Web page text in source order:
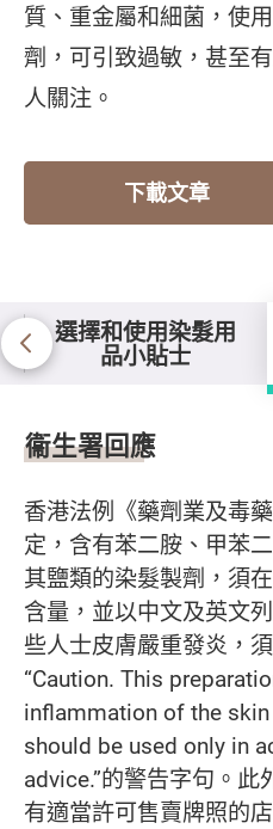
質、重金屬和細菌，使
劑，可引致過敏，甚至
人關注。
下載文章
選擇和使用染髮用
品小貼士
衞生署、海關
衞生署回應
香港法例《藥劑業及毒
定，含有苯二胺、甲苯
其鹽類的染髮製劑，須
含量，並以中文及英文
些人士皮膚嚴重發炎，
“Caution. This
inflammation of the
should be used only in
advice.”的警告字句。
有適當許可售賣牌照的